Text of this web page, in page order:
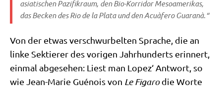
asia­ti­schen Pazi­fik­raum, den Bio-Kor­ri­dor Meso­ame­ri­kas,
das Becken des Rio de la Pla­ta und den Acuà­fero Guaranà.“
Von der etwas ver­schwur­bel­ten Spra­che, die an
lin­ke Sek­tie­rer des vori­gen Jahr­hun­derts erin­nert,
ein­mal abge­se­hen: Liest man Lopez‘ Ant­wort, so
wie Jean-Marie Gué­nois von Le Figa­rodie Wor­te